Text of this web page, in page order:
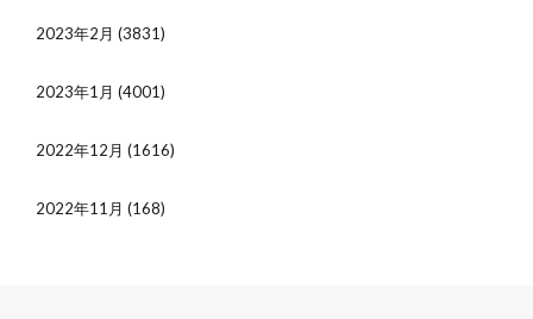
2023年2月 (3831)
2023年1月 (4001)
2022年12月 (1616)
2022年11月 (168)